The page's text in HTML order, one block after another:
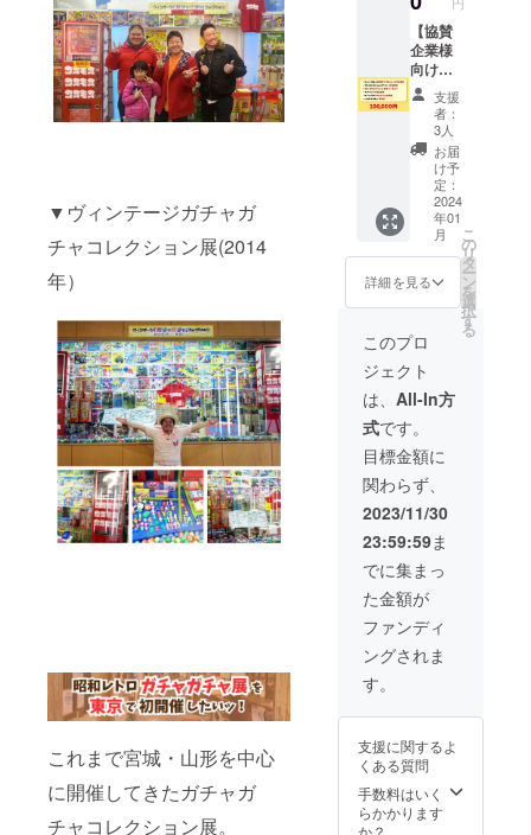
▼ヴィンテージガチャガ
チャコレクション展(2014
年）
これまで宮城・山形を中心
に開催してきたガチャガ
チャコレクション展。
・ワッ
キー貝
山の
YouTub
e出演権
ご支援
いただ
く際、
備考欄
に希望
や現時
点のイ
メージ
などを
わかる
範囲で
教えて
くださ
い。 ※
会場費
や設営
などの
運営・
備品費
用、交
通費等
のイベ
ント開
催にか
かる費
用は含
まれて
おりま
せん。
【協賛
企業様
向け】
・ワッ
キー貝
山が企
業様で
新開発
のカプ
セルト
イを完
全監修
・ガ
チャコ
レク
ション
のイベ
ントを
完全監
修 ・ガ
チャガ
チャイ
ベント
の出
演・
トーク
ショー
・コレ
クショ
ンの展
示提供
・ワッ
キー貝
山の
・小中
象の夢
教室 ※
協賛企
業様向
けにカ
支援
者：
3人
お届
け予
定：
2024
年01
月
詳細を見る
こ
の
リ
タ
ー
ン
を
選
択
す
る
このプロ
ジェクト
は、 All-In方
式です。
目標金額に
関わらず、
2023/11/30
23:59:59ま
でに集まっ
た金額が
ファンディ
ングされま
す。
支援に関するよ
くある質問
手数料はいく
らかかります
か？